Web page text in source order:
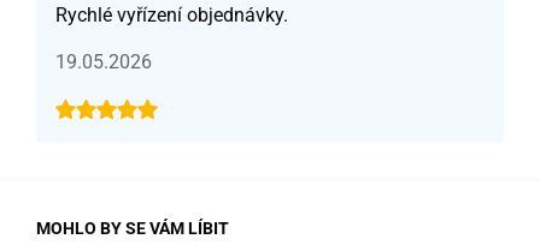
Rychlé vyřízení objednávky.
19.05.2026
MOHLO BY SE VÁM LÍBIT